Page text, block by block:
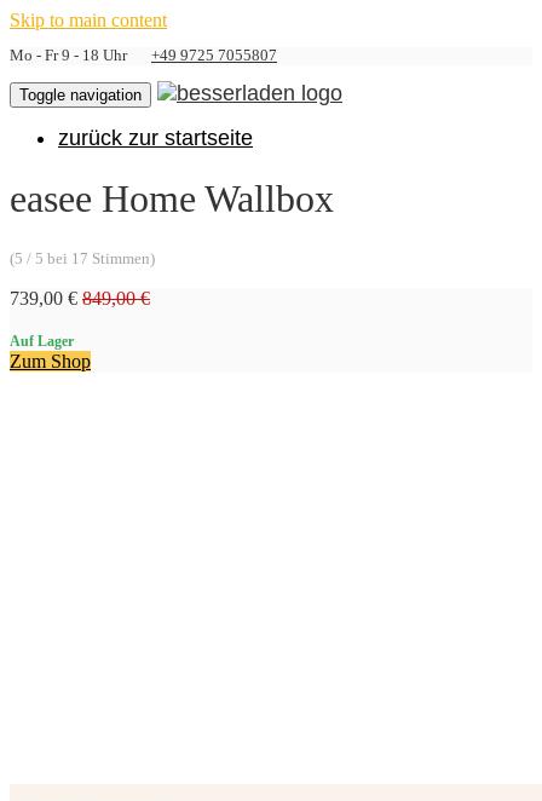
Skip to main content
Mo - Fr 9 - 18 Uhr +49 9725 7055807
Toggle navigation
zurück zur startseite
easee Home Wallbox
(5 / 5 bei 17 Stimmen)
739,00 € 849,00 €
Auf Lager
Zum Shop